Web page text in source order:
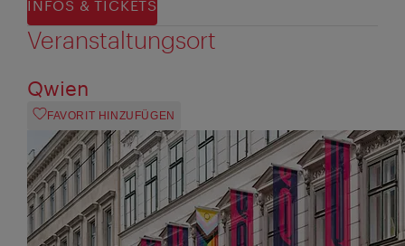
INFOS & TICKETS
Veranstaltungsort
Qwien
FAVORIT HINZUFÜGEN